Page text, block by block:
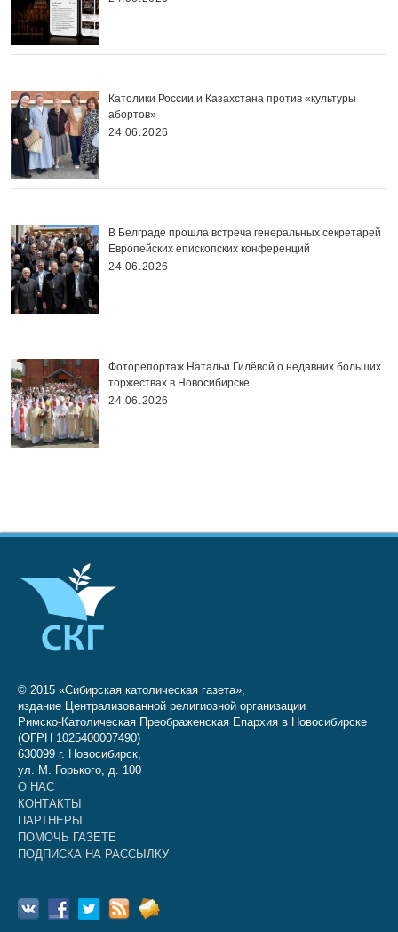
Католики России и Казахстана против «культуры
абортов»
24.06.2026
В Белграде прошла встреча генеральных секретарей
Европейских епископских конференций
24.06.2026
Фоторепортаж Натальи Гилёвой о недавних больших
торжествах в Новосибирске
24.06.2026
© 2015 «Сибирская католическая газета»,
издание Централизованной религиозной организации
Римско-Католическая Преображенская Епархия в Новосибирске
(ОГРН 1025400007490)
630099 г. Новосибирск,
ул. М. Горького, д. 100
О НАС
КОНТАКТЫ
ПАРТНЕРЫ
ПОМОЧЬ ГАЗЕТЕ
ПОДПИСКА НА РАССЫЛКУ